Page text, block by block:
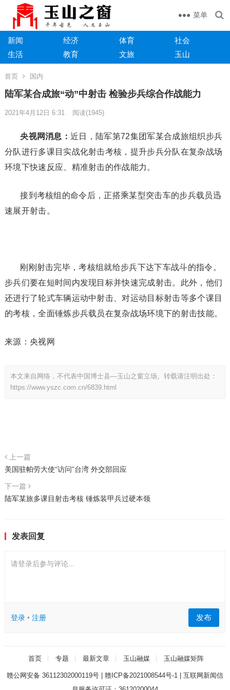
菜单
新闻 经济 体育
社会
生活
教育 文旅 玉山
首页 国内
陆军某合成旅“动”中射击 检验步兵综合作战能力
2021年4月12日 6:31 阅读(1945)
央视网消息：近日，陆军第72集团军某合成旅组织步兵
分队进行多课目实战化射击考核，提升步兵分队在复杂战场
环境下快速反应、精准射击的作战能力。
接到考核组的命令后，正搭乘某型突击车的步兵载员迅
速展开射击。
刚刚射击完毕，考核组就给步兵下达下车战斗的指令。
步兵们要在短时间内发现目标并快速完成射击。此外，他们
还进行了轮式车辆运动中射击、对运动目标射击等多个课目
的考核，全面锤炼步兵载员在复杂战场环境下的射击技能。
来源：央视网
本文来自网络，不代表中国博士县—玉山之窗立场。转载请注明出处：
https://www.yszc.com.cn/6839.html
上一篇
美国驻帕劳大使“访问”台湾 外交部回应
下一篇
陆军某旅多课目射击考核 锤炼装甲兵过硬本领
发表回复
请登录后参与评论...
登录• 注册 发布
首页 专题 最新文章 玉山融媒 玉山融媒矩阵
赣公网安备 36112302000119号| 赣ICP备2021008544号-1| 互联网新闻信